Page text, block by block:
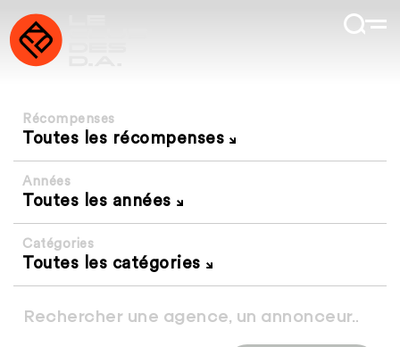
Récompenses
Toutes les récompenses
Années
Toutes les années
Catégories
Toutes les catégories